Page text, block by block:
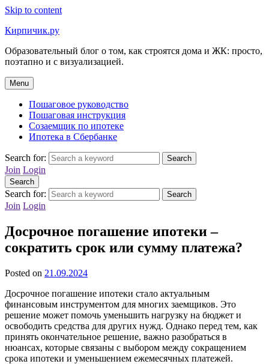
Skip to content
Кирпичик.ру
Образовательный блог о том, как строятся дома и ЖК: просто,
поэтапно и с визуализацией.
Menu
Пошаговое руководство
Пошаговая инструкция
Созаемщик по ипотеке
Ипотека в Сбербанке
Search for: Search
Join Login
Search
Search for: Search
Join Login
Досрочное погашение ипотеки –
сократить срок или сумму платежа?
Posted on 21.09.2024
Досрочное погашение ипотеки стало актуальным
финансовым инструментом для многих заемщиков. Это
решение может помочь уменьшить нагрузку на бюджет и
освободить средства для других нужд. Однако перед тем, как
принять окончательное решение, важно разобраться в
нюансах, которые связаны с выбором между сокращением
срока ипотеки и уменьшением ежемесячных платежей.